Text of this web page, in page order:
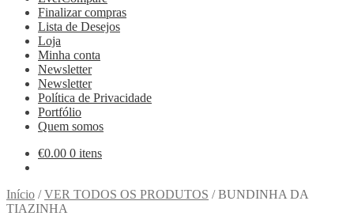
Finalizar compras
Lista de Desejos
Loja
Minha conta
Newsletter
Newsletter
Política de Privacidade
Portfólio
Quem somos
€0.00 0 itens
Início /VER TODOS OS PRODUTOS /BUNDINHA DA
TIAZINHA